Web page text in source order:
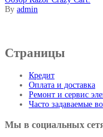
By admin
Страницы
Кредит
Оплата и доставка
Ремонт и сервис
Часто задаваемые
Мы в социальных